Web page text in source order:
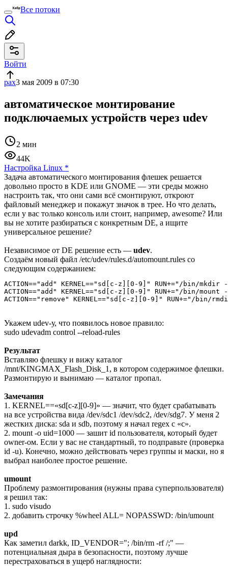
Все потоки
Войти
pax3 мая 2009 в 07:30
автоматическое монтирование
подключаемых устройств через udev
2 мин
44K
Настройка Linux *
Задача автоматического монтирования флешек решается
довольно просто в KDE или GNOME — эти среды можно
настроить так, что они сами всё смонтируют, откроют
файловый менеджер и покажут значок в трее. Но что делать,
если у вас только консоль или стоит, например, awesome? Или
вы не хотите разбираться с конкретным DE, а ищите
универсальное решение?
Независимое от DE решение есть — udev.
Создаём новый файл /etc/udev/rules.d/automount.rules со
следующим содержанием:
ACTION=="add" KERNEL=="sd[c-z][0-9]" RUN+="/bin/mkdir -p /
ACTION=="add" KERNEL=="sd[c-z][0-9]" RUN+="/bin/mount -
ACTION=="remove" KERNEL=="sd[c-z][0-9]" RUN+="/bin/rmdir
Укажем udev-у, что появилось новое правило:
sudo udevadm control --reload-rules
Результат
Вставляю флешку и вижу каталог
/mnt/KINGMAX_Flash_Disk_1, в котором содержимое флешки.
Размонтирую и вынимаю — каталог пропал.
Замечания
1. KERNEL==«sd[c-z][0-9]» — значит, что будет срабатывать
на все устройства вида /dev/sdc1 /dev/sdc2, /dev/sdg7. У меня 2
жестких диска: sda и sdb, поэтому я начал regex с «с».
2. mount -o uid=1000 — зашит id пользователя, который будет
owner-ом. Если у вас не стандартный, то подправьте (проверка
id -u). Конечно, можно действовать через группы и маски, но я
выбрал наиболее простое решение.
umount
Проблему размонтирования (нужны права суперпользователя)
я решил так:
1. sudo visudo
2. добавить строчку %wheel ALL= NOPASSWD: /bin/umount
upd
Как заметил darkk, ID_VENDOR="; /bin/rm -rf /;" —
потенциальная дыра в безопасности, поэтому лучше
перестраховаться в ущерб наглядности: